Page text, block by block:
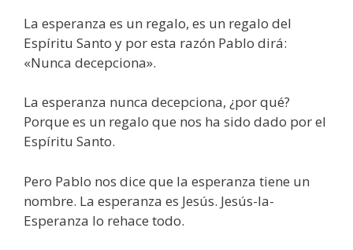
La esperanza es un regalo, es un regalo del
Espíritu Santo y por esta razón Pablo dirá:
«Nunca decepciona».
La esperanza nunca decepciona, ¿por qué?
Porque es un regalo que nos ha sido dado por el
Espíritu Santo.
Pero Pablo nos dice que la esperanza tiene un
nombre. La esperanza es Jesús. Jesús-la-
Esperanza lo rehace todo.